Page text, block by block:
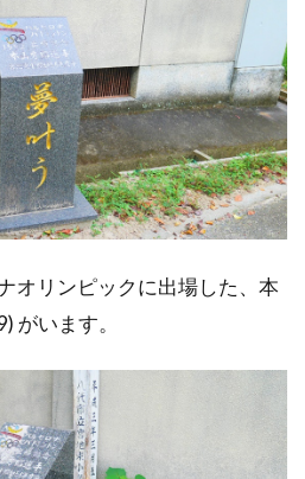
オリンピックに出場した、本
がいます。